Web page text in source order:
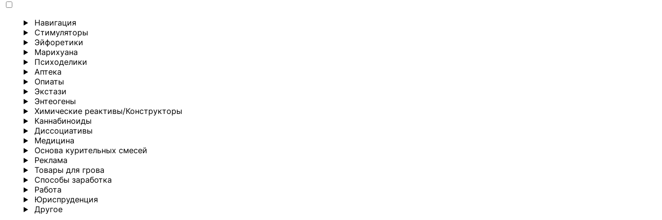
Навигация
Стимуляторы
Эйфоретики
Марихуана
Психоделики
Аптека
Опиаты
Экстази
Энтеогены
Химические реактивы/Конструкторы
Каннабиноиды
Диссоциативы
Медицина
Основа курительных смесей
Реклама
Товары для грова
Способы заработка
Работа
Юриспруденция
Другoе